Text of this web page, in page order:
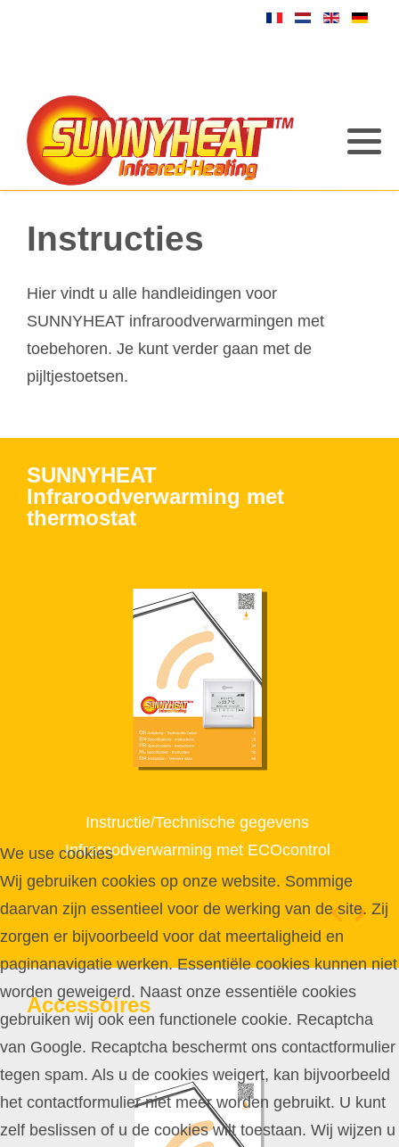
Instructies
Hier vindt u alle handleidingen voor
SUNNYHEAT infraroodverwarmingen met
toebehoren. Je kunt verder gaan met de
pijltjestoetsen.
SUNNYHEAT
Infraroodverwarming met
thermostat
Instructie/Technische gegevens
Infraroodverwarming met ECOcontrol
Accessoires
We use cookies
Wij gebruiken cookies op onze website. Sommige
daarvan zijn essentieel voor de werking van de site. Zij
zorgen er bijvoorbeeld voor dat meertaligheid en
paginanavigatie werken. Essentiële cookies kunnen niet
worden geweigerd. Naast onze essentiële cookies
gebruiken wij ook een functionele cookie. Recaptcha
van Google. Recaptcha beschermt ons contactformulier
tegen spam. Als u de cookies weigert, kan bijvoorbeeld
het contactformulier niet meer worden gebruikt. U kunt
zelf beslissen of u de cookies wilt toestaan. Wij wijzen u